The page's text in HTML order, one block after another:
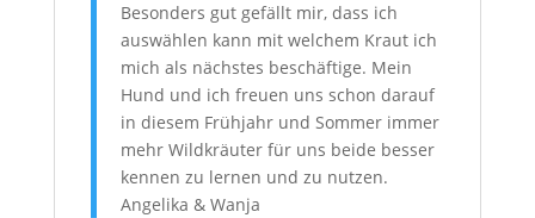
Besonders gut gefällt mir, dass ich
auswählen kann mit welchem Kraut ich
mich als nächstes beschäftige. Mein
Hund und ich freuen uns schon darauf
in diesem Frühjahr und Sommer immer
mehr Wildkräuter für uns beide besser
kennen zu lernen und zu nutzen.
Angelika & Wanja